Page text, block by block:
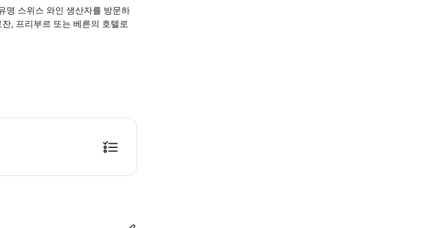
명 스위스 와인 생산자를 방문하
, 프리부르 또는 베른의 호텔로
서 중간 수준 - 대부분 평지 - 포도원 도보 포함) 휠체어 출입 가능 무료 취소는 투어 시작 최대 24시간 이전까지 가능합니다.